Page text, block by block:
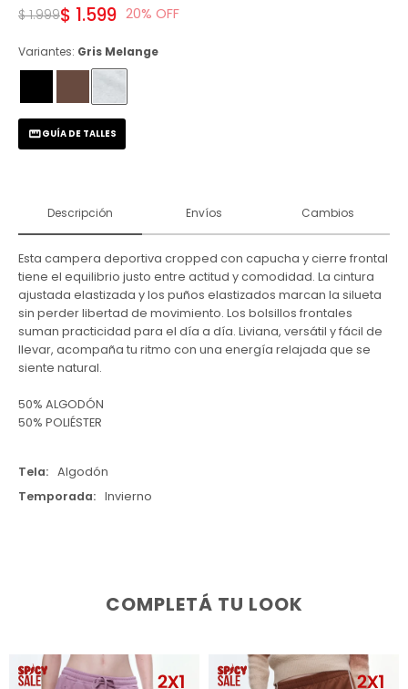
$ 1.599
$ 1.999 20
Variantes: Gris Melange
GUÍA DE TALLES
Descripción Envíos Cambios
Esta campera deportiva cropped con capucha y cierre frontal
tiene el equilibrio justo entre actitud y comodidad. La cintura
ajustada elastizada y los puños elastizados marcan la silueta
sin perder libertad de movimiento. Los bolsillos frontales
suman practicidad para el día a día. Liviana, versátil y fácil de
llevar, acompaña tu ritmo con una energía relajada que se
siente natural.
50% ALGODÓN
50% POLIÉSTER
Tela
Algodón
Temporada
Invierno
COMPLETÁ TU LOOK